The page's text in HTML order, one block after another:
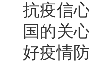
抗疫信
国的关
好疫情